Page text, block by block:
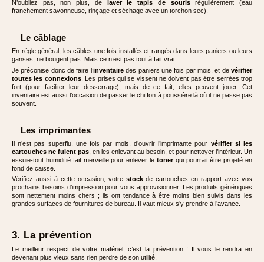
N’oubliez pas, non plus, de
laver le tapis de sourisrégulièrement (eau
franchement savonneuse, rinçage et séchage avec un torchon sec).
Le câblage
En règle général, les câbles une fois installés et rangés dans leurs paniers ou leurs
ganses, ne bougent pas. Mais ce n’est pas tout à fait vrai.
Je préconise donc de faire l’inventairedes paniers une fois par mois, et devérifier
toutes les connexions. Les prises qui se vissent ne doivent pas être serrées trop
fort (pour faciliter leur desserrage), mais de ce fait, elles peuvent jouer. Cet
inventaire est aussi l’occasion de passer le chiffon à poussière là où il ne passe pas
souvent.
Les imprimantes
Il n’est pas superflu, une fois par mois, d’ouvrir l’imprimante pour vérifier si les
cartouches ne fuient pas , en les enlevant au besoin, et pour nettoyer l’intérieur. Un
essuie-tout humidifié fait merveille pour enlever le tonerqui pourrait être projeté en
fond de caisse.
Vérifiez aussi à cette occasion, votre stockde cartouches en rapport avec vos
prochains besoins d’impression pour vous approvisionner. Les produits génériques
sont nettement moins chers ; ils ont tendance à être moins bien suivis dans les
grandes surfaces de fournitures de bureau. Il vaut mieux s’y prendre à l’avance.
3. La prévention
Le meilleur respect de votre matériel, c’est la prévention ! Il vous le rendra en
devenant plus vieux sans rien perdre de son utilité.